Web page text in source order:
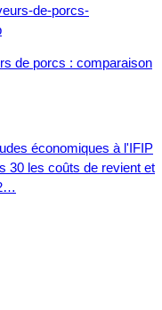
de porcs : comparaison
économiques à l'IFIP
30 les coûts de revient et